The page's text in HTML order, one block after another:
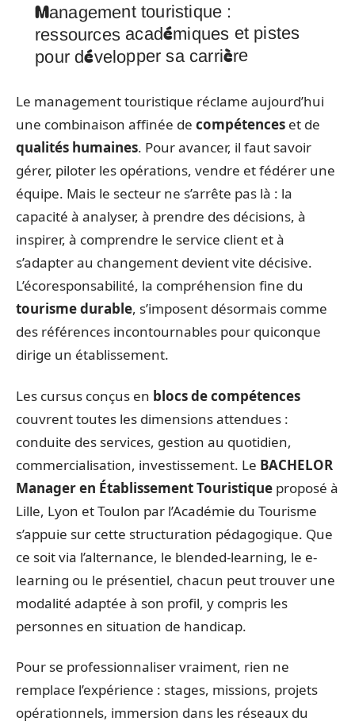
Management touristique :
ressources académiques et pistes
pour développer sa carrière
Le management touristique réclame aujourd’hui
une combinaison affinée de compétences et de
qualités humaines. Pour avancer, il faut savoir
gérer, piloter les opérations, vendre et fédérer une
équipe. Mais le secteur ne s’arrête pas là : la
capacité à analyser, à prendre des décisions, à
inspirer, à comprendre le service client et à
s’adapter au changement devient vite décisive.
L’écoresponsabilité, la compréhension fine du
tourisme durable, s’imposent désormais comme
des références incontournables pour quiconque
dirige un établissement.
Les cursus conçus en blocs de compétences
couvrent toutes les dimensions attendues :
conduite des services, gestion au quotidien,
commercialisation, investissement. Le BACHELOR
Manager en Établissement Touristique proposé à
Lille, Lyon et Toulon par l’Académie du Tourisme
s’appuie sur cette structuration pédagogique. Que
ce soit via l’alternance, le blended-learning, le e-
learning ou le présentiel, chacun peut trouver une
modalité adaptée à son profil, y compris les
personnes en situation de handicap.
Pour se professionnaliser vraiment, rien ne
remplace l’expérience : stages, missions, projets
opérationnels, immersion dans les réseaux du